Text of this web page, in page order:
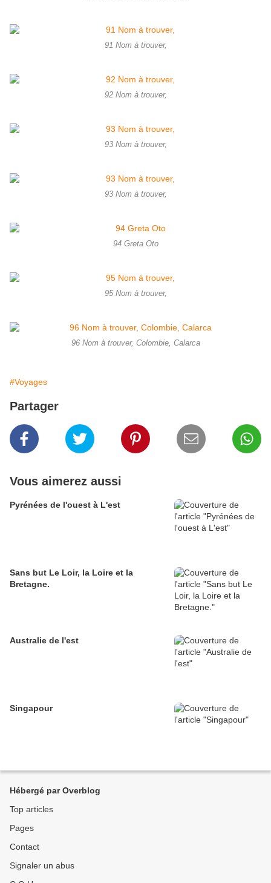
91 Nom à trouver,
92 Nom à trouver,
93 Nom à trouver,
93 Nom à trouver,
94 Greta Oto
95 Nom à trouver,
96 Nom à trouver, Colombie, Calarca
#Voyages
Partager
Vous aimerez aussi
Pyrénées de l'ouest à L'est
Sans but Le Loir, la Loire et la
Bretagne.
Australie de l'est
Singapour
Hébergé par Overblog
Top articles
Pages
Contact
Signaler un abus